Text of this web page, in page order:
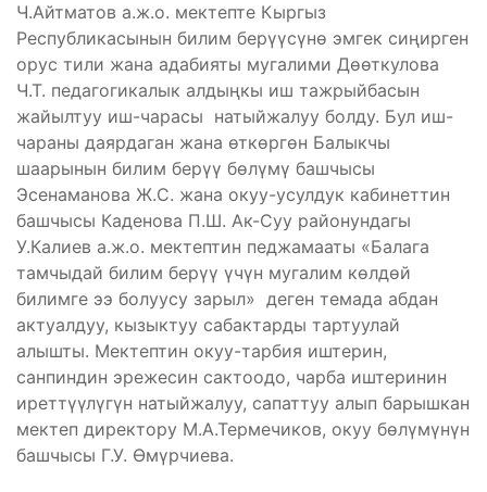
Ч.Айтматов а.ж.о. мектепте Кыргыз
Республикасынын билим берүүсүнө эмгек сиңирген
орус тили жана адабияты мугалими Дөөткулова
Ч.Т. педагогикалык алдыңкы иш тажрыйбасын
жайылтуу иш-чарасы натыйжалуу болду. Бул иш-
чараны даярдаган жана өткөргөн Балыкчы
шаарынын билим берүү бөлүмү башчысы
Эсенаманова Ж.С. жана окуу-усулдук кабинеттин
башчысы Каденова П.Ш. Ак-Суу районундагы
У.Калиев а.ж.о. мектептин педжамааты «Балага
тамчыдай билим берүү үчүн мугалим көлдөй
билимге ээ болуусу зарыл» деген темада абдан
актуалдуу, кызыктуу сабактарды тартуулай
алышты. Мектептин окуу-тарбия иштерин,
санпиндин эрежесин сактоодо, чарба иштеринин
иреттүүлүгүн натыйжалуу, сапаттуу алып барышкан
мектеп директору М.А.Термечиков, окуу бөлүмүнүн
башчысы Г.У. Өмүрчиева.